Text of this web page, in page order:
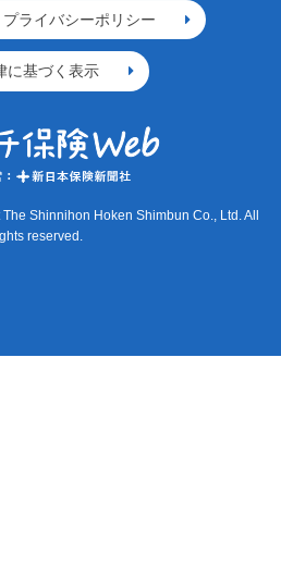
プライバシーポリシー
に基づく表示
Shinnihon Hoken Shimbun Co., Ltd. All
reserved.